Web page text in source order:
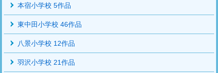
本宿小学校 5作品
東中田小学校 46作品
八景小学校 12作品
羽沢小学校 21作品